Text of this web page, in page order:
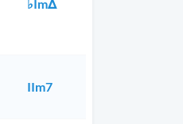
♭ImΔ
IIm7